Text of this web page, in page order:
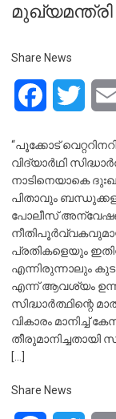
മുഖ്യമന്ത്രി
Share News
Facebook
“പൂക്കോട്
വിദ്യാർഥി
നാടിനെയാകെ
പിതാവും
പോലീസ്
പ്രതികളെയും
എന്നിരുന്നാലും
എന്ന് ആവശ്യം
സിദ്ധാർത്ഥിന്റെ
വികാരം
തീരുമാനിച്ചതായി
[…]
Share News